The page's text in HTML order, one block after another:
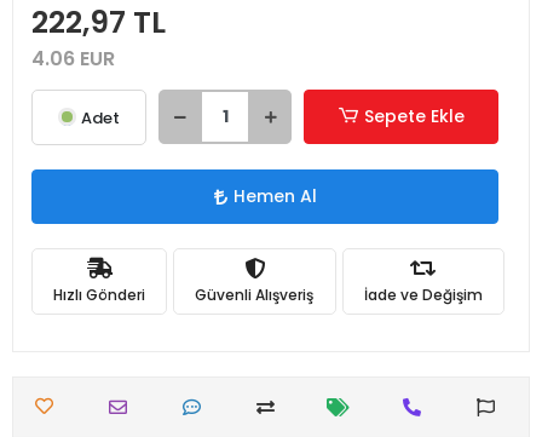
222,97 TL
4.06 EUR
Adet Sepete Ekle
Hemen Al
Hızlı Gönderi Güvenli Alışveriş İade ve Değişim